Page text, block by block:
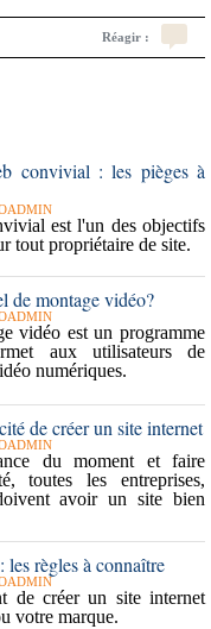
Réagir :
convivial : les pièges à
est l'un des objectifs
tout propriétaire de site.
de montage vidéo?
vidéo est un programme
aux utilisateurs de
numériques.
de créer un site internet
du moment et faire
toutes les entreprises,
avoir un site bien
les règles à connaître
de créer un site internet
votre marque.